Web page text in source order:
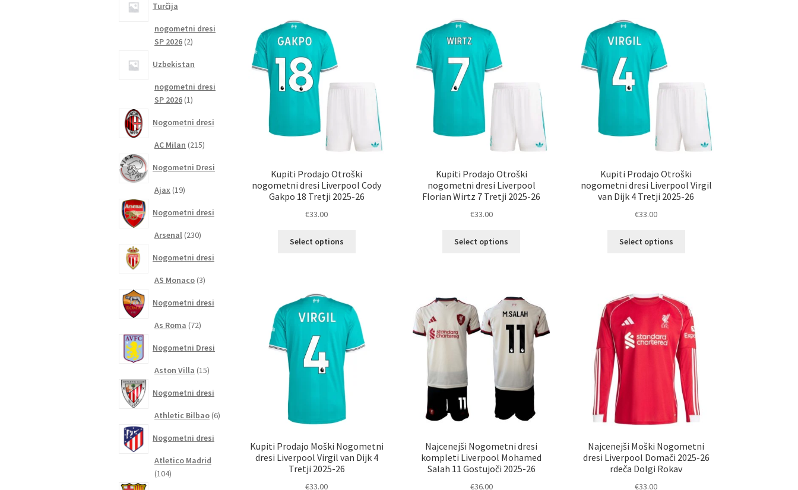
izdelka
izdelka
Kupiti Prodajo Otroški
nogometni dresi Liverpool Cody
Gakpo 18 Tretji 2025-26
€33.00
Select options
lahko
izberete
na
strani
Kupiti Prodajo Otroški
nogometni dresi Liverpool
Florian Wirtz 7 Tretji 2025-26
€33.00
Select options
Možnosti
lahko
izberete
strani
izdelka
Kupiti Prodajo Otroški
nogometni dresi Liverpool Virgil
van Dijk 4 Tretji 2025-26
€33.00
Select options
Možnosti
lahko
izberete
na
strani
izdelka
Kupiti Prodajo Moški Nogometni
dresi Liverpool Virgil van Dijk 4
Tretji 2025-26
€33.00
Najcenejši Nogometni dresi
kompleti Liverpool Mohamed
Salah 11 Gostujoči 2025-26
€36.00
Najcenejši Moški Nogometni
dresi Liverpool Domači 2025-26
rdeča Dolgi Rokav
€33.00
Turčija
nogometni dresi
SP 2026 22
Uzbekistan
nogometni dresi
SP 2026 11
Nogometni dresi
AC Milan 215215
Nogometni Dresi
Ajax 1919
Nogometni dresi
Arsenal 230230
Nogometni dresi
AS Monaco 33
Nogometni dresi
As Roma 7272
Nogometni Dresi
Aston Villa 1515
Nogometni dresi
Athletic Bilbao 66
Nogometni dresi
Atletico Madrid
104104